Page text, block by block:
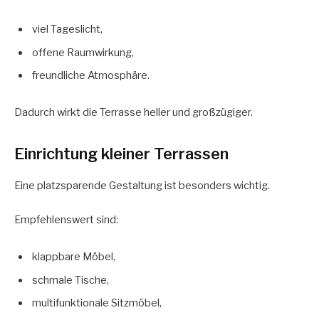
viel Tageslicht,
offene Raumwirkung,
freundliche Atmosphäre.
Dadurch wirkt die Terrasse heller und großzügiger.
Einrichtung kleiner Terrassen
Eine platzsparende Gestaltung ist besonders wichtig.
Empfehlenswert sind:
klappbare Möbel,
schmale Tische,
multifunktionale Sitzmöbel,